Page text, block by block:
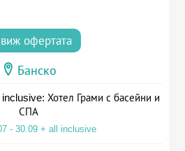
виж офертата
Банско
Хотел Грами с басейни и
СПА
- 30.09 + all inclusive